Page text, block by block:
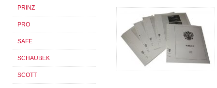
PRINZ
PRO
SAFE
SCHAUBEK
SCOTT